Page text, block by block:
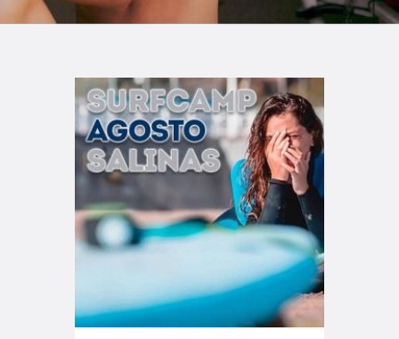
TIENDA FAMILY SURFERS